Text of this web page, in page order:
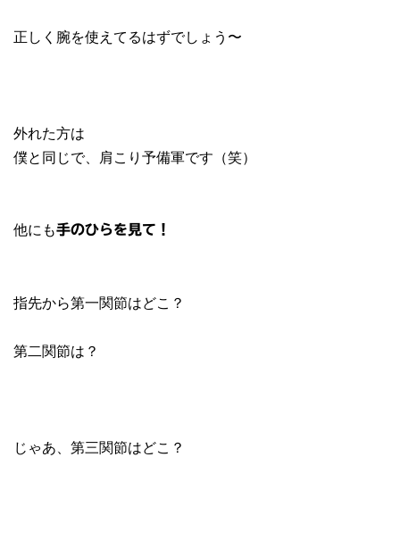
正しく腕を使えてるはずでしょう〜
外れた方は
僕と同じで、肩こり予備軍です（笑）
他にも手のひらを見て！
指先から第一関節はどこ？
第二関節は？
じゃあ、第三関節はどこ？